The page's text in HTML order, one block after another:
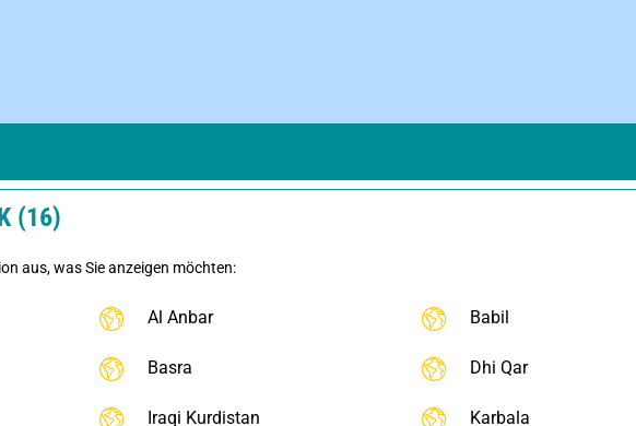
(16)
aus, was Sie anzeigen möchten:
Al Anbar Babil
Basra Dhi Qar
Iraqi Kurdistan Karbala